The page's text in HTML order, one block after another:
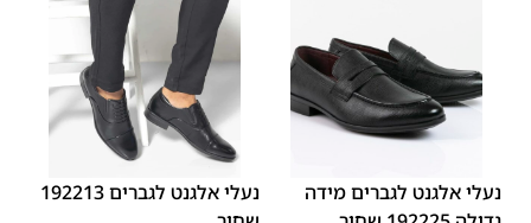
נעלי אלגנט לגברים מידה
39
40
42
43
נעלי אלגנט לגברים 192213